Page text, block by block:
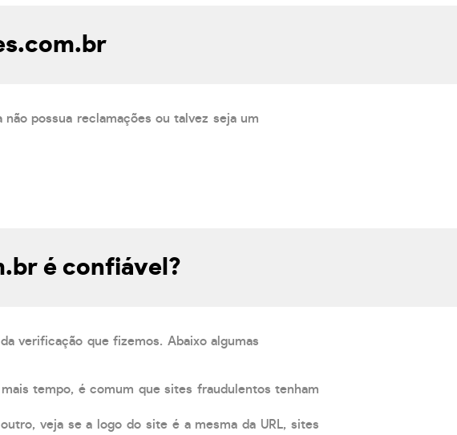
possua reclamações ou talvez seja um
é confiável?
verificação que fizemos. Abaixo algumas
tempo, é comum que sites fraudulentos tenham
veja se a logo do site é a mesma da URL, sites